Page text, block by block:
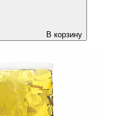
В корзину